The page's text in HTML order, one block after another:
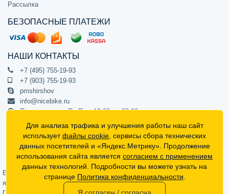
Рассылка
БЕЗОПАСНЫЕ ПЛАТЕЖИ
НАШИ КОНТАКТЫ
+7 (495) 755-19-93
+7 (903) 755-19-93
pmshirshov
info@nicebike.ru
Прием звонков Пн-Пт с 10:00 до 20:00
ПВЗ Пн-Пт с 10:00 до 20:00
г. Москва, ул. Барклая 13с1
подъезд 1, цокольный этаж, офис 1
Официальный интернет-магазин NiceBike © 2012 - 2026
Вся информация на сайте носит ознакомительный характер, не
является публичной офертой (определяемой положениями Статьи 437
Для анализа трафика и улучшения работы наш сайт
используетфайлы cookie , сервисы сбора технических
данных посетителей и «Яндекс.Метрику». Продолжение
использования сайта является согласием с применением
данных технологий. Подробности вы можете узнать на
странице Политика конфиденциальности